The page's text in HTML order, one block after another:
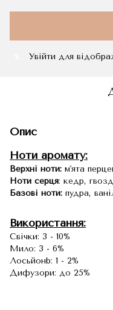
Увійти для
Опис
Ноти аромату:
Верхні ноти: м'ята
Ноти серця: кедр,
Базові ноти: пудра,
Використання:
Свічки: 3 - 10%
Мило: 3 - 6%
Лосьйонb: 1 - 2%
Дифузори: до 25%